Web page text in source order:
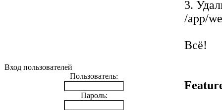
Вход пользователей
Пользователь:
Пароль:
3.
/app/
Всё!